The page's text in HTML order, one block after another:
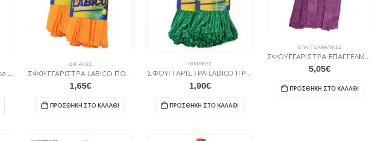
Καρώ Vettex σφουγγαρίστρa LABICO
ΟΙΚΙΑΚΈΣ
ΣΦ0ΥΓΓΑΡΙΣΤΡΑ LABICO ΠΟΡΤΟΚΑΛΙ ΥΠΕΡΑΠΟΡΡΟΦΗΤΙΚH ΒΙΣΚΟΖΙ
1,65€
ΠΡΟΣΘΉΚΗ ΣΤΟ ΚΑΛΆΘΙ
ΟΙΚΙΑΚΈΣ
ΣΦΟΥΓΓΑΡΙΣΤΡΑ LABICO ΠΡΑΣΙΝΗ ΝΗΜΑ
1,90€
ΠΡΟΣΘΉΚΗ ΣΤΟ ΚΑΛΆΘΙ
ΕΠΑΓΓΕΛΜΑΤΙΚΈΣ
ΣΦΟΥΓΓΑΡΙΣΤΡΑ ΕΠΑΓΓΕΛΜΑΤΙΚΗ MICROFΙBER
5,05€
ΠΡΟΣΘΉΚΗ ΣΤΟ ΚΑΛΆΘΙ